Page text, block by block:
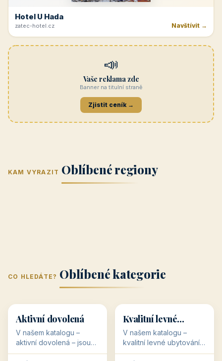
Hotel U Hada
zatec-hotel.cz Navštívit →
📣
Vaše reklama zde
Banner na titulní straně
Zjistit ceník →
KAM VYRAZIT Oblíbené regiony
(Jihomoravský
kraj)
kraj)
Zlínský kraj Žilinský
Karlovarský
Střední Čechy
(Středočeský
CO HLEDÁTE? Oblíbené kategorie
🥾 36 objektů
Aktivní dovolená
V našem katalogu –
aktivní dovolená – jsou
pro Vás připraveny
💰
💰
34 objektů
Kvalitní levné
ubytování
V našem katalogu –
kvalitní levné ubytování –
jsou pro Vás připraveny